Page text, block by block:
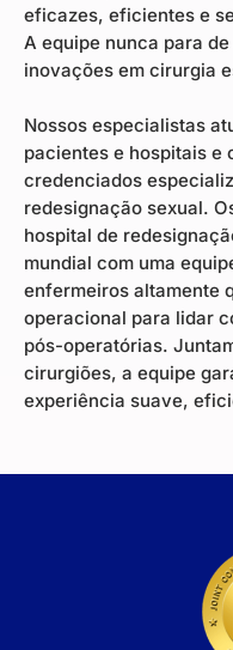
eficazes, eficientes e
A equipe nunca para
inovações em cirurgia
Nossos especialistas
pacientes e hospitais e
credenciados
redesignação sexual.
hospital de
mundial com uma
enfermeiros altamente
operacional para lidar
pós-operatórias.
cirurgiões, a equipe
experiência suave,